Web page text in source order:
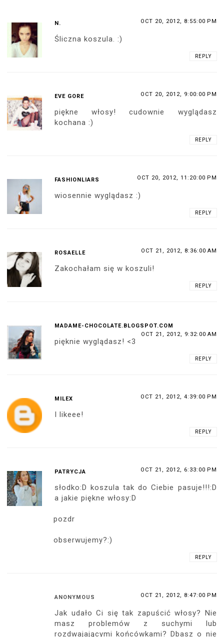
N. OCT 20, 2012, 8:55:00 PM
Śliczna koszula. :)
REPLY
EVE GORE OCT 20, 2012, 9:00:00 PM
piękne włosy! cudownie wyglądasz
kochana :)
REPLY
FASHIONLIARS OCT 20, 2012, 11:20:00 PM
wiosennie wyglądasz :)
REPLY
ROSAELLE OCT 21, 2012, 8:36:00 AM
Zakochałam się w koszuli!
REPLY
MADAME-CHOCOLATE.BLOGSPOT.COM
OCT 21, 2012, 9:32:00 AM
pięknie wyglądasz! <3
REPLY
MILEX OCT 21, 2012, 4:39:00 PM
I likeee!
REPLY
PATRYCJA OCT 21, 2012, 6:33:00 PM
słodko:D koszula tak do Ciebie pasuje!!!:D
a jakie piękne włosy:D
pozdr
obserwujemy?:)
REPLY
ANONYMOUS OCT 21, 2012, 8:47:00 PM
Jak udało Ci się tak zapuścić włosy? Nie
masz problemów z suchymi lub
rozdwajającymi końcówkami? Dbasz o nie